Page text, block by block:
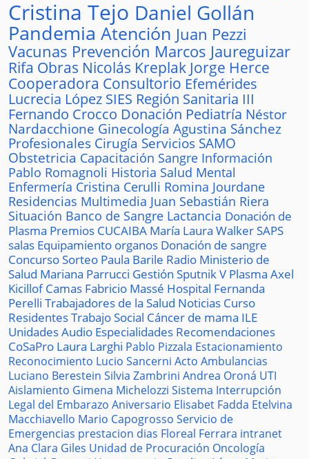
Cristina Tejo Daniel Gollán
Pandemia Atención Juan Pezzi
Vacunas Prevención Marcos Jaureguizar
Rifa Obras Nicolás Kreplak Jorge Herce
Cooperadora Consultorio Efemérides
Lucrecia López SIES Región Sanitaria III
Fernando Crocco Donación Pediatría Néstor
Nardacchione Ginecología Agustina Sánchez
Profesionales Cirugía Servicios SAMO
Obstetricia Capacitación Sangre Información
Pablo Romagnoli Historia Salud Mental
Enfermería Cristina Cerulli Romina Jourdane
Residencias Multimedia Juan Sebastián Riera
Situación Banco de Sangre Lactancia Donación de
Plasma Premios CUCAIBA María Laura WalkerSAPS
salas Equipamiento organos Donación de sangre
ConcursoSorteo Paula Barile Radio Ministerio de
Salud Mariana Parrucci Gestión Sputnik V Plasma Axel
KicillofCamas Fabricio Massé Hospital Fernanda
Perelli Trabajadores de la Salud Noticias Curso
ResidentesTrabajo Social Cáncer de mama ILE
UnidadesAudio Especialidades Recomendaciones
CoSaPro Laura Larghi Pablo Pizzala Estacionamiento
Reconocimiento Lucio Sancerni Acto Ambulancias
Luciano Berestein Silvia Zambrini Andrea Oroná UTI
Aislamiento Gimena Michelozzi Sistema Interrupción
Legal del Embarazo Aniversario Elisabet Fadda Etelvina
Macchiavello Mario Capogrosso Servicio de
Emergencias prestacion dias Floreal Ferrara intranet
Ana Clara Giles Unidad de Procuración Oncología